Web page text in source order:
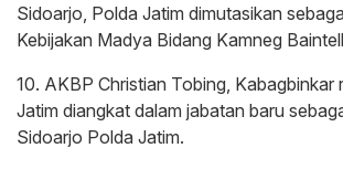
Sidoarjo, Polda Jatim dimutasikan
Kebijakan Madya Bidang Kamneg
10. AKBP Christian Tobing, Kabagbinkar
Jatim diangkat dalam jabatan baru
Sidoarjo Polda Jatim.